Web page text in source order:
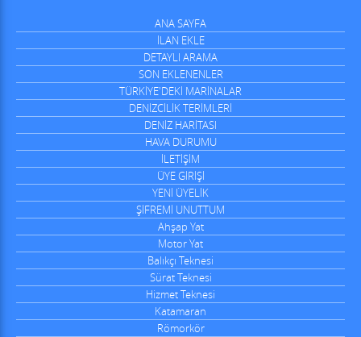
ANA SAYFA
İLAN EKLE
DETAYLI ARAMA
SON EKLENENLER
TÜRKİYE'DEKİ MARİNALAR
DENİZCİLİK TERİMLERİ
DENİZ HARİTASI
HAVA DURUMU
İLETİŞİM
ÜYE GİRİŞİ
YENİ ÜYELİK
ŞİFREMİ UNUTTUM
Ahşap Yat
Motor Yat
Balıkçı Teknesi
Sürat Teknesi
Hizmet Teknesi
Katamaran
Römorkör